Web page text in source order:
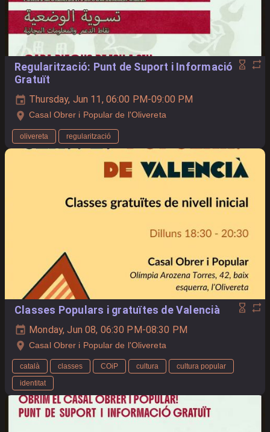
Regularització: Punt de Suport i Informació
Gratuït
Thursday, Jun 11, 06:00 PM-09:00 PM
Casal Obrer i Popular de l'Olivereta
olivereta regularització
Classes Populars i gratuïtes de Valencià
Monday, Jun 08, 06:30 PM-08:30 PM
Casal Obrer i Popular de l'Olivereta
català classes COiP cultura
cultura popular
identitat